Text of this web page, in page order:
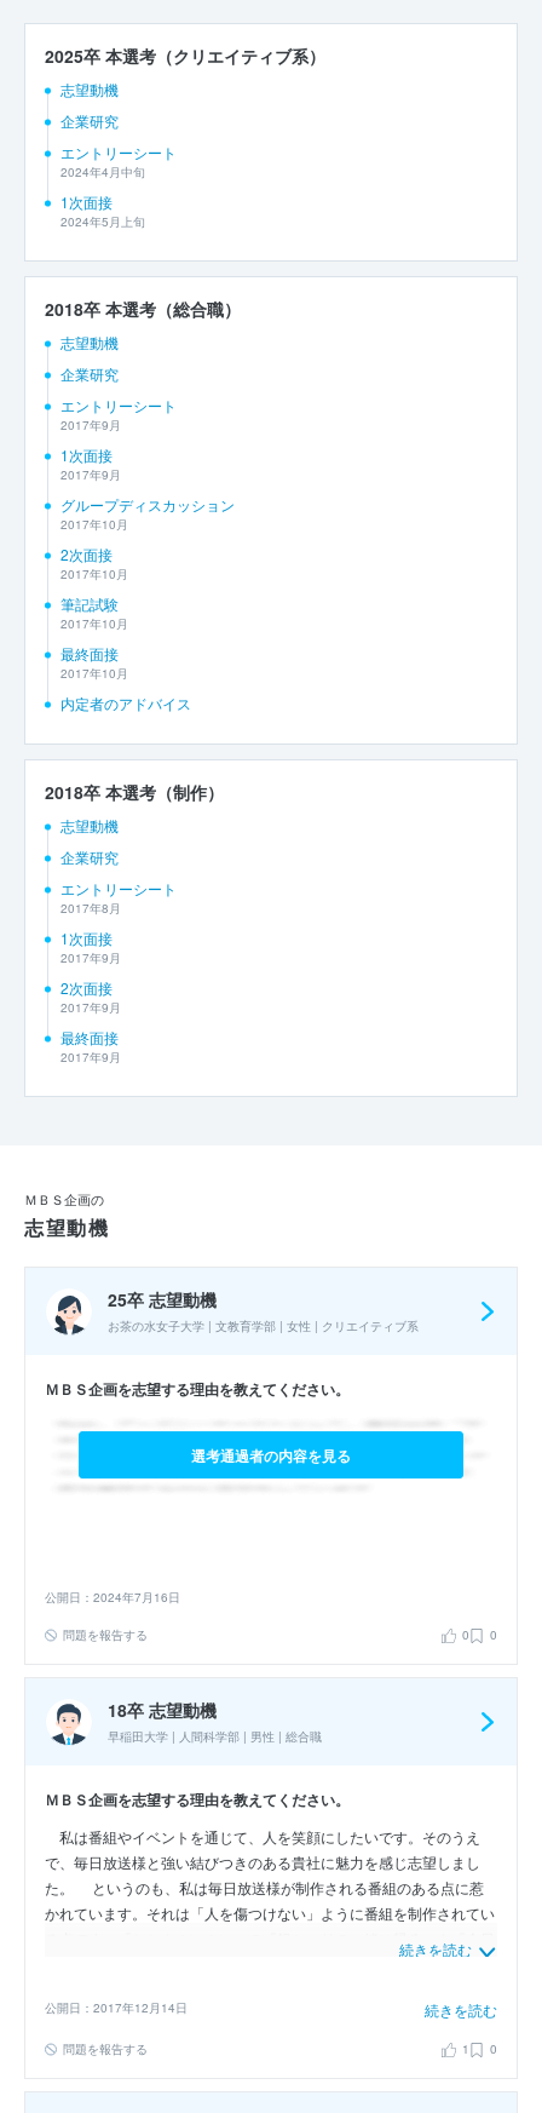
2025卒 本選考（クリエイティブ系）
志望動機
企業研究
エントリーシート
2024年4月中旬
1次面接
2024年5月上旬
2018卒 本選考（総合職）
志望動機
企業研究
エントリーシート
2017年9月
1次面接
2017年9月
グループディスカッション
2017年10月
2次面接
2017年10月
筆記試験
2017年10月
最終面接
2017年10月
内定者のアドバイス
2018卒 本選考（制作）
志望動機
企業研究
エントリーシート
2017年8月
1次面接
2017年9月
2次面接
2017年9月
最終面接
2017年9月
ＭＢＳ企画の
志望動機
25卒 志望動機
お茶の水女子大学 | 文教育学部 | 女性 | クリエイティブ系
ＭＢＳ企画を志望する理由を教えてください。
選考通過者の内容を見る
公開日：2024年7月16日
問題を報告する 0 0
18卒 志望動機
早稲田大学 | 人間科学部 | 男性 | 総合職
ＭＢＳ企画を志望する理由を教えてください。
私は番組やイベントを通じて、人を笑顔にしたいです。そのうえ
で、毎日放送様と強い結びつきのある貴社に魅力を感じ志望しまし
た。 というのも、私は毎日放送様が制作される番組のある点に惹
かれています。それは「人を傷つけない」ように番組を制作されてい
の晩ごはんなに？』など、人の笑顔あふれるコーナーは「人を傷つけ
放送様の信念に基づいて活動されていると思います。そのため入社
後、「人を傷つけない」という点に共感しながら働けると感じまし
続きを読む
公開日：2017年12月14日 続きを読む
問題を報告する 1 0